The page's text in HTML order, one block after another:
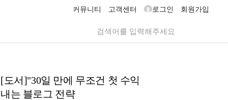
커뮤니티 고객센터 로그인 회원가입
[도서]"30일 만에 무조건 첫 수익
내는 블로그 전략